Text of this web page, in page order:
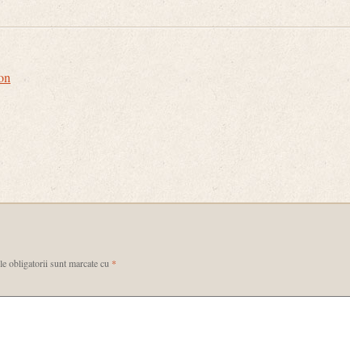
obligatorii sunt marcate cu *